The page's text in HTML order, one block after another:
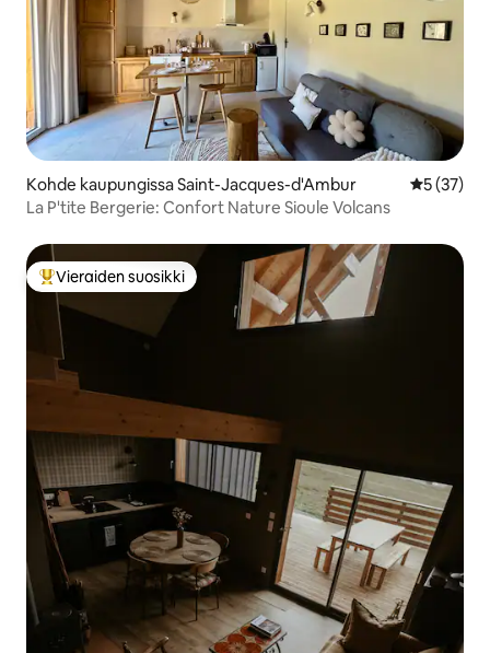
Kohde kaupungissa Saint-Jacques-d'Ambur
5 (37)
La P'tite Bergerie: Confort Nature Sioule Volcans
Vieraiden suosikkien parhaimmistoa
Vieraiden suosikki